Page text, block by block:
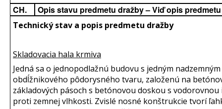
CH. Opis stavu predmetu dražby – Viď opis
Technický stav a popis predmetu dražby
Skladovacia hala krmiva
Jedná sa o jednopodlažnú budovu s jedným
obdĺžnikového pôdorysného tvaru, založenú na
základových pásoch s betónovou doskou s vodorovnou
proti zemnej vlhkosti. Zvislé nosné konštrukcie tvorí